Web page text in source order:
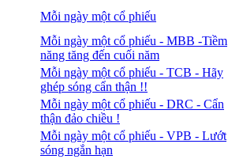
Mỗi ngày một cổ phiếu
Mỗi ngày một cổ phiếu - MBB -Tiềm
năng tăng đến cuối năm
Mỗi ngày một cổ phiếu - TCB - Hãy
ghép sóng cẩn thận !!
Mỗi ngày một cổ phiếu - DRC - Cẩn
thận đảo chiều !
Mỗi ngày một cổ phiếu - VPB - Lướt
sóng ngắn hạn